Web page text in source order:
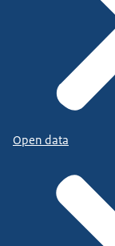
Open data